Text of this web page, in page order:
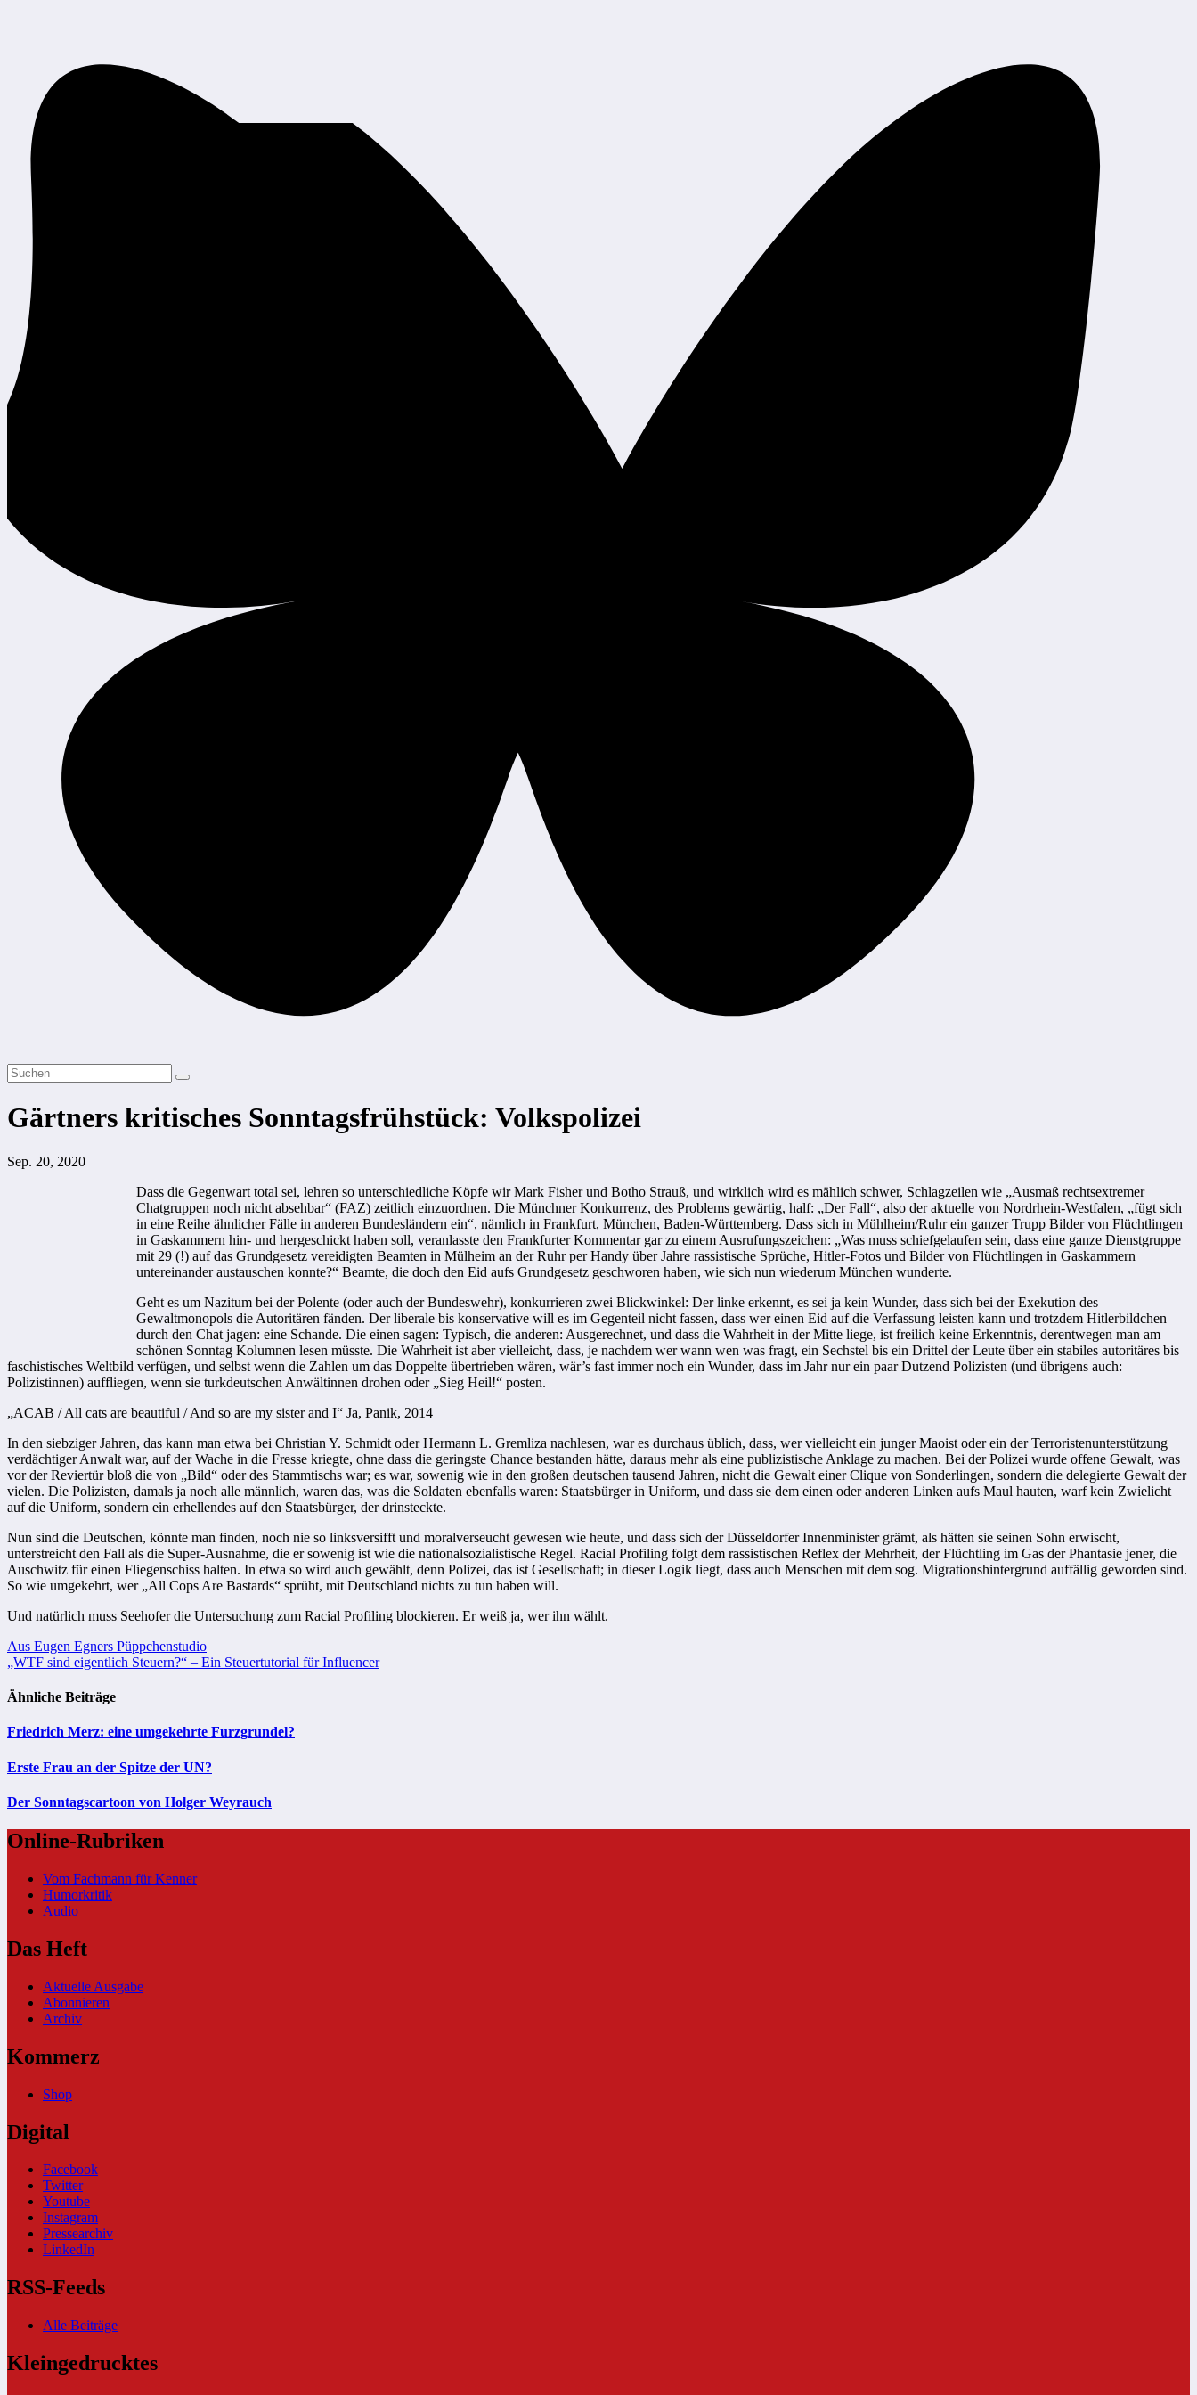
Gärtners kritisches Sonntagsfrühstück: Volkspolizei
Sep. 20, 2020
Dass die Gegenwart total sei, lehren so unterschiedliche Köpfe wir Mark Fisher und Botho Strauß, und wirklich wird es mählich schwer, Schlagzeilen wie „Ausmaß rechtsextremer
Chatgruppen noch nicht absehbar“ (FAZ) zeitlich einzuordnen. Die Münchner Konkurrenz, des Problems gewärtig, half: „Der Fall“, also der aktuelle von Nordrhein-Westfalen, „fügt sich
in eine Reihe ähnlicher Fälle in anderen Bundesländern ein“, nämlich in Frankfurt, München, Baden-Württemberg. Dass sich in Mühlheim/Ruhr ein ganzer Trupp Bilder von Flüchtlingen
in Gaskammern hin- und hergeschickt haben soll, veranlasste den Frankfurter Kommentar gar zu einem Ausrufungszeichen: „Was muss schiefgelaufen sein, dass eine ganze Dienstgruppe
mit 29 (!) auf das Grundgesetz vereidigten Beamten in Mülheim an der Ruhr per Handy über Jahre rassistische Sprüche, Hitler-Fotos und Bilder von Flüchtlingen in Gaskammern
untereinander austauschen konnte?“ Beamte, die doch den Eid aufs Grundgesetz geschworen haben, wie sich nun wiederum München wunderte.
Geht es um Nazitum bei der Polente (oder auch der Bundeswehr), konkurrieren zwei Blickwinkel: Der linke erkennt, es sei ja kein Wunder, dass sich bei der Exekution des
Gewaltmonopols die Autoritären fänden. Der liberale bis konservative will es im Gegenteil nicht fassen, dass wer einen Eid auf die Verfassung leisten kann und trotzdem Hitlerbildchen
durch den Chat jagen: eine Schande. Die einen sagen: Typisch, die anderen: Ausgerechnet, und dass die Wahrheit in der Mitte liege, ist freilich keine Erkenntnis, derentwegen man am
schönen Sonntag Kolumnen lesen müsste. Die Wahrheit ist aber vielleicht, dass, je nachdem wer wann wen was fragt, ein Sechstel bis ein Drittel der Leute über ein stabiles autoritäres bis
faschistisches Weltbild verfügen, und selbst wenn die Zahlen um das Doppelte übertrieben wären, wär’s fast immer noch ein Wunder, dass im Jahr nur ein paar Dutzend Polizisten (und übrigens auch:
Polizistinnen) auffliegen, wenn sie turkdeutschen Anwältinnen drohen oder „Sieg Heil!“ posten.
„ACAB / All cats are beautiful / And so are my sister and I“ Ja, Panik, 2014
In den siebziger Jahren, das kann man etwa bei Christian Y. Schmidt oder Hermann L. Gremliza nachlesen, war es durchaus üblich, dass, wer vielleicht ein junger Maoist oder ein der Terroristenunterstützung
verdächtiger Anwalt war, auf der Wache in die Fresse kriegte, ohne dass die geringste Chance bestanden hätte, daraus mehr als eine publizistische Anklage zu machen. Bei der Polizei wurde offene Gewalt, was
vor der Reviertür bloß die von „Bild“ oder des Stammtischs war; es war, sowenig wie in den großen deutschen tausend Jahren, nicht die Gewalt einer Clique von Sonderlingen, sondern die delegierte Gewalt der
vielen. Die Polizisten, damals ja noch alle männlich, waren das, was die Soldaten ebenfalls waren: Staatsbürger in Uniform, und dass sie dem einen oder anderen Linken aufs Maul hauten, warf kein Zwielicht
auf die Uniform, sondern ein erhellendes auf den Staatsbürger, der drinsteckte.
Nun sind die Deutschen, könnte man finden, noch nie so linksversifft und moralverseucht gewesen wie heute, und dass sich der Düsseldorfer Innenminister grämt, als hätten sie seinen Sohn erwischt,
unterstreicht den Fall als die Super-Ausnahme, die er sowenig ist wie die nationalsozialistische Regel. Racial Profiling folgt dem rassistischen Reflex der Mehrheit, der Flüchtling im Gas der Phantasie jener, die
Auschwitz für einen Fliegenschiss halten. In etwa so wird auch gewählt, denn Polizei, das ist Gesellschaft; in dieser Logik liegt, dass auch Menschen mit dem sog. Migrationshintergrund auffällig geworden sind.
So wie umgekehrt, wer „All Cops Are Bastards“ sprüht, mit Deutschland nichts zu tun haben will.
Und natürlich muss Seehofer die Untersuchung zum Racial Profiling blockieren. Er weiß ja, wer ihn wählt.
Beitragsnavigation
Aus Eugen Egners Püppchenstudio
„WTF sind eigentlich Steuern?“ – Ein Steuertutorial für Influencer
Ähnliche Beiträge
Friedrich Merz: eine umgekehrte Furzgrundel?
Erste Frau an der Spitze der UN?
Der Sonntagscartoon von Holger Weyrauch
Online-Rubriken
Vom Fachmann für Kenner
Humorkritik
Audio
Das Heft
Aktuelle Ausgabe
Abonnieren
Archiv
Kommerz
Shop
Digital
Facebook
Twitter
Youtube
Instagram
Pressearchiv
LinkedIn
RSS-Feeds
Alle Beiträge
Kleingedrucktes